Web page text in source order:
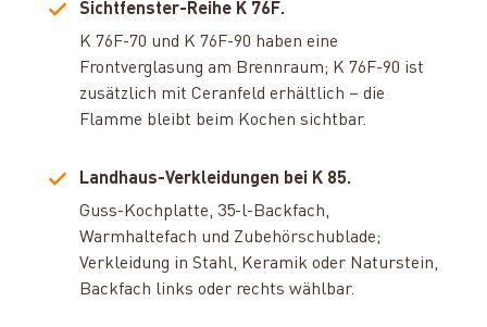
Sichtfenster-Reihe K 76F.
K 76F-70 und K 76F-90 haben eine
Frontverglasung am Brennraum; K 76F-90 ist
zusätzlich mit Ceranfeld erhältlich – die
Flamme bleibt beim Kochen sichtbar.
Landhaus-Verkleidungen bei K 85.
Guss-Kochplatte, 35-l-Backfach,
Warmhaltefach und Zubehörschublade;
Verkleidung in Stahl, Keramik oder Naturstein,
Backfach links oder rechts wählbar.